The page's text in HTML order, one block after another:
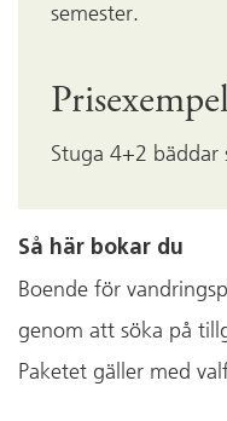
semester.
Stuga 4+2
Så här bokar du
Boende för
genom att söka på
Paketet gäller med